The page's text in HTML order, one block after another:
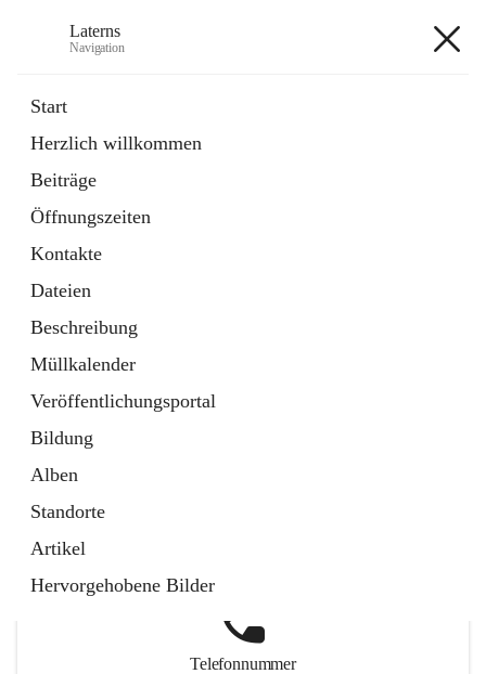
Laterns
Navigation
Start
Herzlich willkommen
Beiträge
Öffnungszeiten
Kontakte
Dateien
Beschreibung
Müllkalender
Veröffentlichungsportal
Bildung
Alben
Standorte
Artikel
Hervorgehobene Bilder
11 Schnellzugriffe
Soziales
1 Schnellzugriff
Telefonnummer